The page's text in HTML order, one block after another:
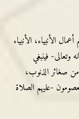
الأنبياء، الأنبياء
وتعالى- فينبغي
من صغائر الذنوب،
-عليهم الصلاة